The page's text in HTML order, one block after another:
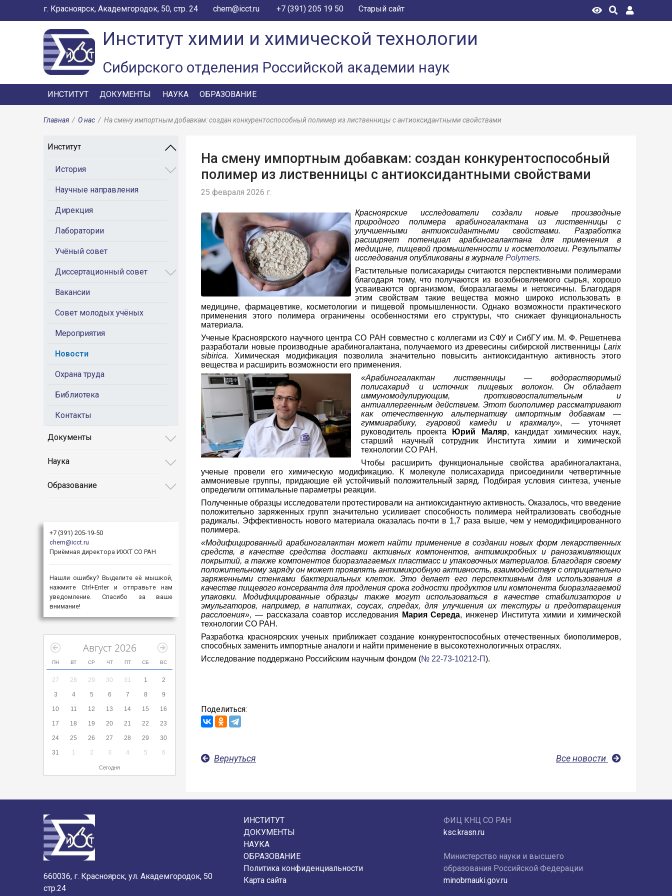
г. Красноярск, Академгородок, 50, стр. 24 chem@icct.ru +7 (391) 205 19 50 Старый сайт
Институт химии и химической технологии
Сибирского отделения Российской академии наук
ИНСТИТУТ ДОКУМЕНТЫ НАУКА ОБРАЗОВАНИЕ
Главная / О нас / На смену импортным добавкам: создан конкурентоспособный полимер из лиственницы с антиоксидантными свойствами
Институт
История
Научные направления
Дирекция
Лаборатории
Учёный совет
Диссертационный совет
Вакансии
Совет молодых учёных
Мероприятия
Новости
Охрана труда
Библиотека
Контакты
Документы
Наука
Образование
+7 (391) 205-19-50
chem@icct.ru
Приёмная директора ИХХТ СО РАН
Нашли ошибку? Выделите её мышкой,
нажмите Ctrl+Enter и отправьте нам
уведомление. Спасибо за ваше
внимание!
Август 2026
ПН ВТ СР ЧТ ПТ СБ ВС
27 28 29 30 31 1 2
3 4 5 6 7 8 9
10 11 12 13 14 15 16
17 18 19 20 21 22 23
24 25 26 27 28 29 30
31 1 2 3 4 5 6
Сегодня
На смену импортным добавкам: создан конкурентоспособный
полимер из лиственницы с антиоксидантными свойствами
25 февраля 2026 г.
Красноярские исследователи создали новые производные
природного полимера арабиногалактана из лиственницы с
улучшенными антиоксидантными свойствами.
Разработка
расширяет потенциал арабиногалактана для применения в
медицине, пищевой промышленности и косметологии. Результаты
исследования опубликованы в журналеPolymers.
Растительные полисахариды считаются перспективными полимерами
благодаря тому, что получаются из возобновляемого сырья, хорошо
усваиваются организмом, биоразлагаемы и нетоксичны.
Благодаря
этим свойствам такие вещества можно широко использовать в
медицине, фармацевтике, косметологии и пищевой промышленности. Однако возможности практического
применения этого полимера ограничены особенностями его структуры, что снижает функциональность
материала.
Ученые Красноярского научного центра СО РАН совместно с коллегами из СФУ и СибГУ им. М. Ф. Решетнева
разработали новые производные арабиногалактана, получаемого из древесины сибирской лиственницы Larix
sibirica. Химическая модификация позволила значительно повысить антиоксидантную активность этого
вещества и расширить возможности его применения.
«Арабиногалактан лиственницы — водорастворимый
полисахарид и источник пищевых волокон. Он обладает
иммуномодулирующим, противовоспалительным и
антиаллергенным действием. Этот биополимер рассматривают
как отечественную альтернативу импортным добавкам —
гуммиарабику, гуаровой камеди и крахмалу», — уточняет
руководитель проекта
Юрий Маляр, кандидат химических наук,
старший научный сотрудник Института химии и химической
технологии СО РАН.
Чтобы расширить функциональные свойства арабиногалактана,
ученые провели его химическую модификацию. К молекуле полисахарида присоединили четвертичные
аммониевые группы, придающие ей устойчивый положительный заряд. Подбирая условия синтеза, ученые
определили оптимальные параметры реакции.
Полученные образцы исследователи протестировали на антиоксидантную активность. Оказалось, что введение
положительно заряженных групп значительно усиливает способность полимера нейтрализовать свободные
радикалы. Эффективность нового материала оказалась почти в 1,7 раза выше, чем у немодифицированного
полимера.
«Модифицированный арабиногалактан может найти применение в создании новых форм лекарственных
средств, в качестве средства доставки активных компонентов, антимикробных и ранозаживляющих
покрытий, а также компонентов биоразлагаемых пластмасс и упаковочных материалов. Благодаря своему
положительному заряду он может проявлять антимикробную активность, взаимодействуя с отрицательно
заряженными стенками бактериальных клеток. Это делает его перспективным для использования в
качестве пищевого консерванта для продления срока годности продуктов или компонента биоразлагаемой
упаковки. Модифицированные образцы также могут использоваться в качестве стабилизаторов и
эмульгаторов, например, в напитках, соусах, спредах, для улучшения их текстуры и предотвращения
расслоения», — рассказала соавтор исследования Мария Середа, инженер Института химии и химической
технологии СО РАН.
Разработка красноярских ученых приближает создание конкурентоспособных отечественных биополимеров,
способных заменить импортные аналоги и найти применение в высокотехнологичных отраслях.
Исследование поддержано Российским научным фондом (№ 22-73-10212-П).
Поделиться:
Вернуться Все новости
660036, г. Красноярск, ул. Академгородок, 50
стр.24
ИНСТИТУТ
ДОКУМЕНТЫ
НАУКА
ОБРАЗОВАНИЕ
Политика конфиденциальности
Карта сайта
ФИЦ КНЦ СО РАН
ksc.krasn.ru
Министерство науки и высшего
образования Российской Федерации
minobrnauki.gov.ru